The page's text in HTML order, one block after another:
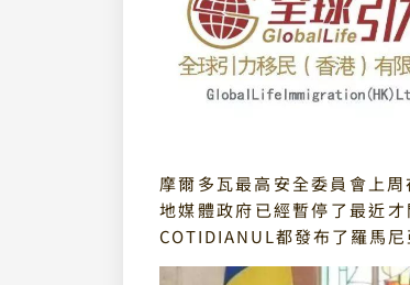
摩爾多瓦最高安全委員會上
地媒體政府已經暫停了最近
COTIDIANUL都發布了羅馬尼